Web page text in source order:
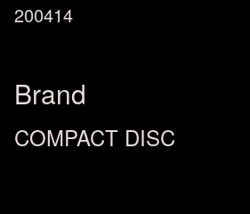
200414
Brand
COMPACT DISC